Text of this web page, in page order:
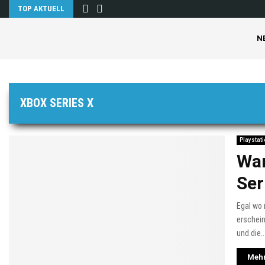
TOP AKTUELL
XBOX SERIES X
Egal
und